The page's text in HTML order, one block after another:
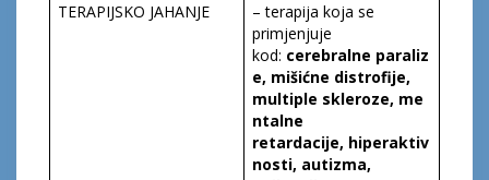
TERAPIJSKO JAHANJE
– terapija koja se
primjenjuje
kod: cerebralne paraliz
e, mišićne distrofije,
multiple skleroze, me
ntalne
retardacije, hiperaktiv
nosti, autizma,